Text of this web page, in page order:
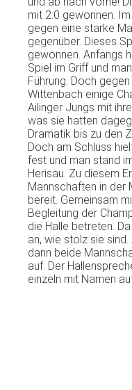
mit 2:0 gewonnen. Im
gegen eine starke
gegenüber. Dieses
gewonnen. Anfangs
Spiel im Griffund man
Führung. Doch gegen
Wittenbach einige
Ailinger Jungs mit
was sie hatten
Dramatik bis zu den
Doch am Schluss
fest und man stand
Herisau. Zu diesem
Mannschaften in der
bereit. Gemeinsam
Begleitung der
die Halle betreten. Da
an, wie stolz sie sind.
dann beide
auf. Der
einzeln mit Namen